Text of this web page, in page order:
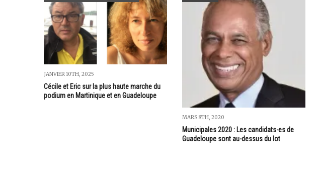
JANVIER 10TH, 2025
Cécile et Eric sur la plus haute marche du
podium en Martinique et en Guadeloupe
MARS 8TH, 2020
Municipales 2020 : Les candidats-es de
Guadeloupe sont au-dessus du lot